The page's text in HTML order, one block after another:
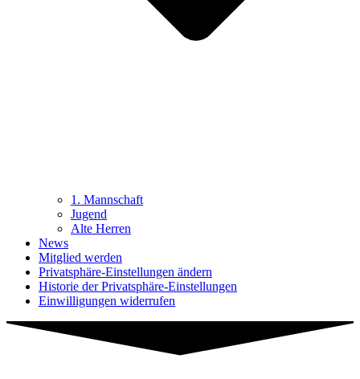
1. Mannschaft
Jugend
Alte Herren
News
Mitglied werden
Privatsphäre-Einstellungen ändern
Historie der Privatsphäre-Einstellungen
Einwilligungen widerrufen